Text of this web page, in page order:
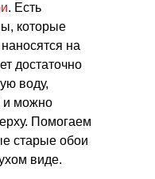
. Есть
которые
на
достаточно
воду,
и можно
Помогаем
старые обои
виде.